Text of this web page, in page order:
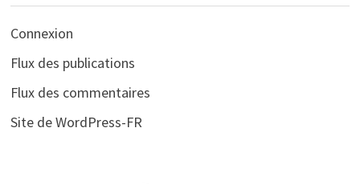
Connexion
Flux des publications
Flux des commentaires
Site de WordPress-FR